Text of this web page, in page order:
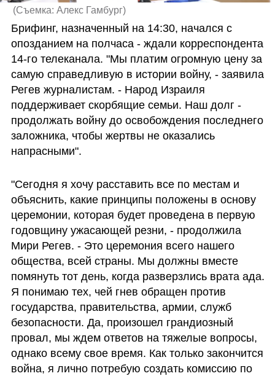
(Съемка: Алекс Гамбург)
Брифинг, назначенный на 14:30, начался с
опозданием на полчаса - ждали корреспондента
14-го телеканала. "Мы платим огромную цену за
самую справедливую в истории войну, - заявила
Регев журналистам. - Народ Израиля
поддерживает скорбящие семьи. Наш долг -
продолжать войну до освобождения последнего
заложника, чтобы жертвы не оказались
напрасными".
"Сегодня я хочу расставить все по местам и
объяснить, какие принципы положены в основу
церемонии, которая будет проведена в первую
годовщину ужасающей резни, - продолжила
Мири Регев. - Это церемония всего нашего
общества, всей страны. Мы должны вместе
помянуть тот день, когда разверзлись врата ада.
Я понимаю тех, чей гнев обращен против
государства, правительства, армии, служб
безопасности. Да, произошел грандиозный
провал, мы ждем ответов на тяжелые вопросы,
однако всему свое время. Как только закончится
война, я лично потребую создать комиссию по